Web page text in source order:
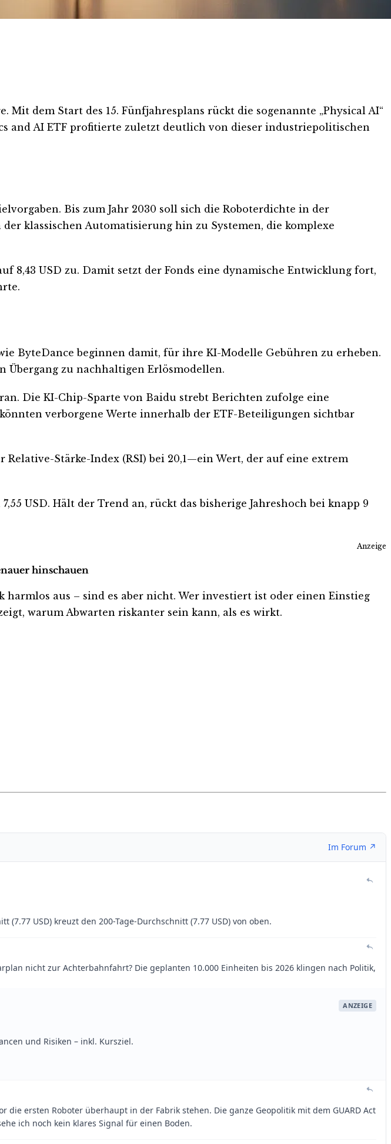
dem Start des 15. Fünfjahresplans rückt die sogenannte „Physical AI“
and AI ETF profitierte zuletzt deutlich von dieser industriepolitischen
Bis zum Jahr 2030 soll sich die Roboterdichte in der
klassischen Automatisierung hin zu Systemen, die komplexe
8,43 USD zu. Damit setzt der Fonds eine dynamische Entwicklung fort,
ByteDance beginnen damit, für ihre KI-Modelle Gebühren zu erheben.
zu nachhaltigen Erlösmodellen.
Die KI-Chip-Sparte von Baidu strebt Berichten zufolge eine
verborgene Werte innerhalb der ETF-Beteiligungen sichtbar
Stärke-Index (RSI) bei 20,1—ein Wert, der auf eine extrem
USD. Hält der Trend an, rückt das bisherige Jahreshoch bei knapp 9
Anzeige
hinschauen
aus – sind es aber nicht. Wer investiert ist oder einen Einstieg
warum Abwarten riskanter sein kann, als es wirkt.